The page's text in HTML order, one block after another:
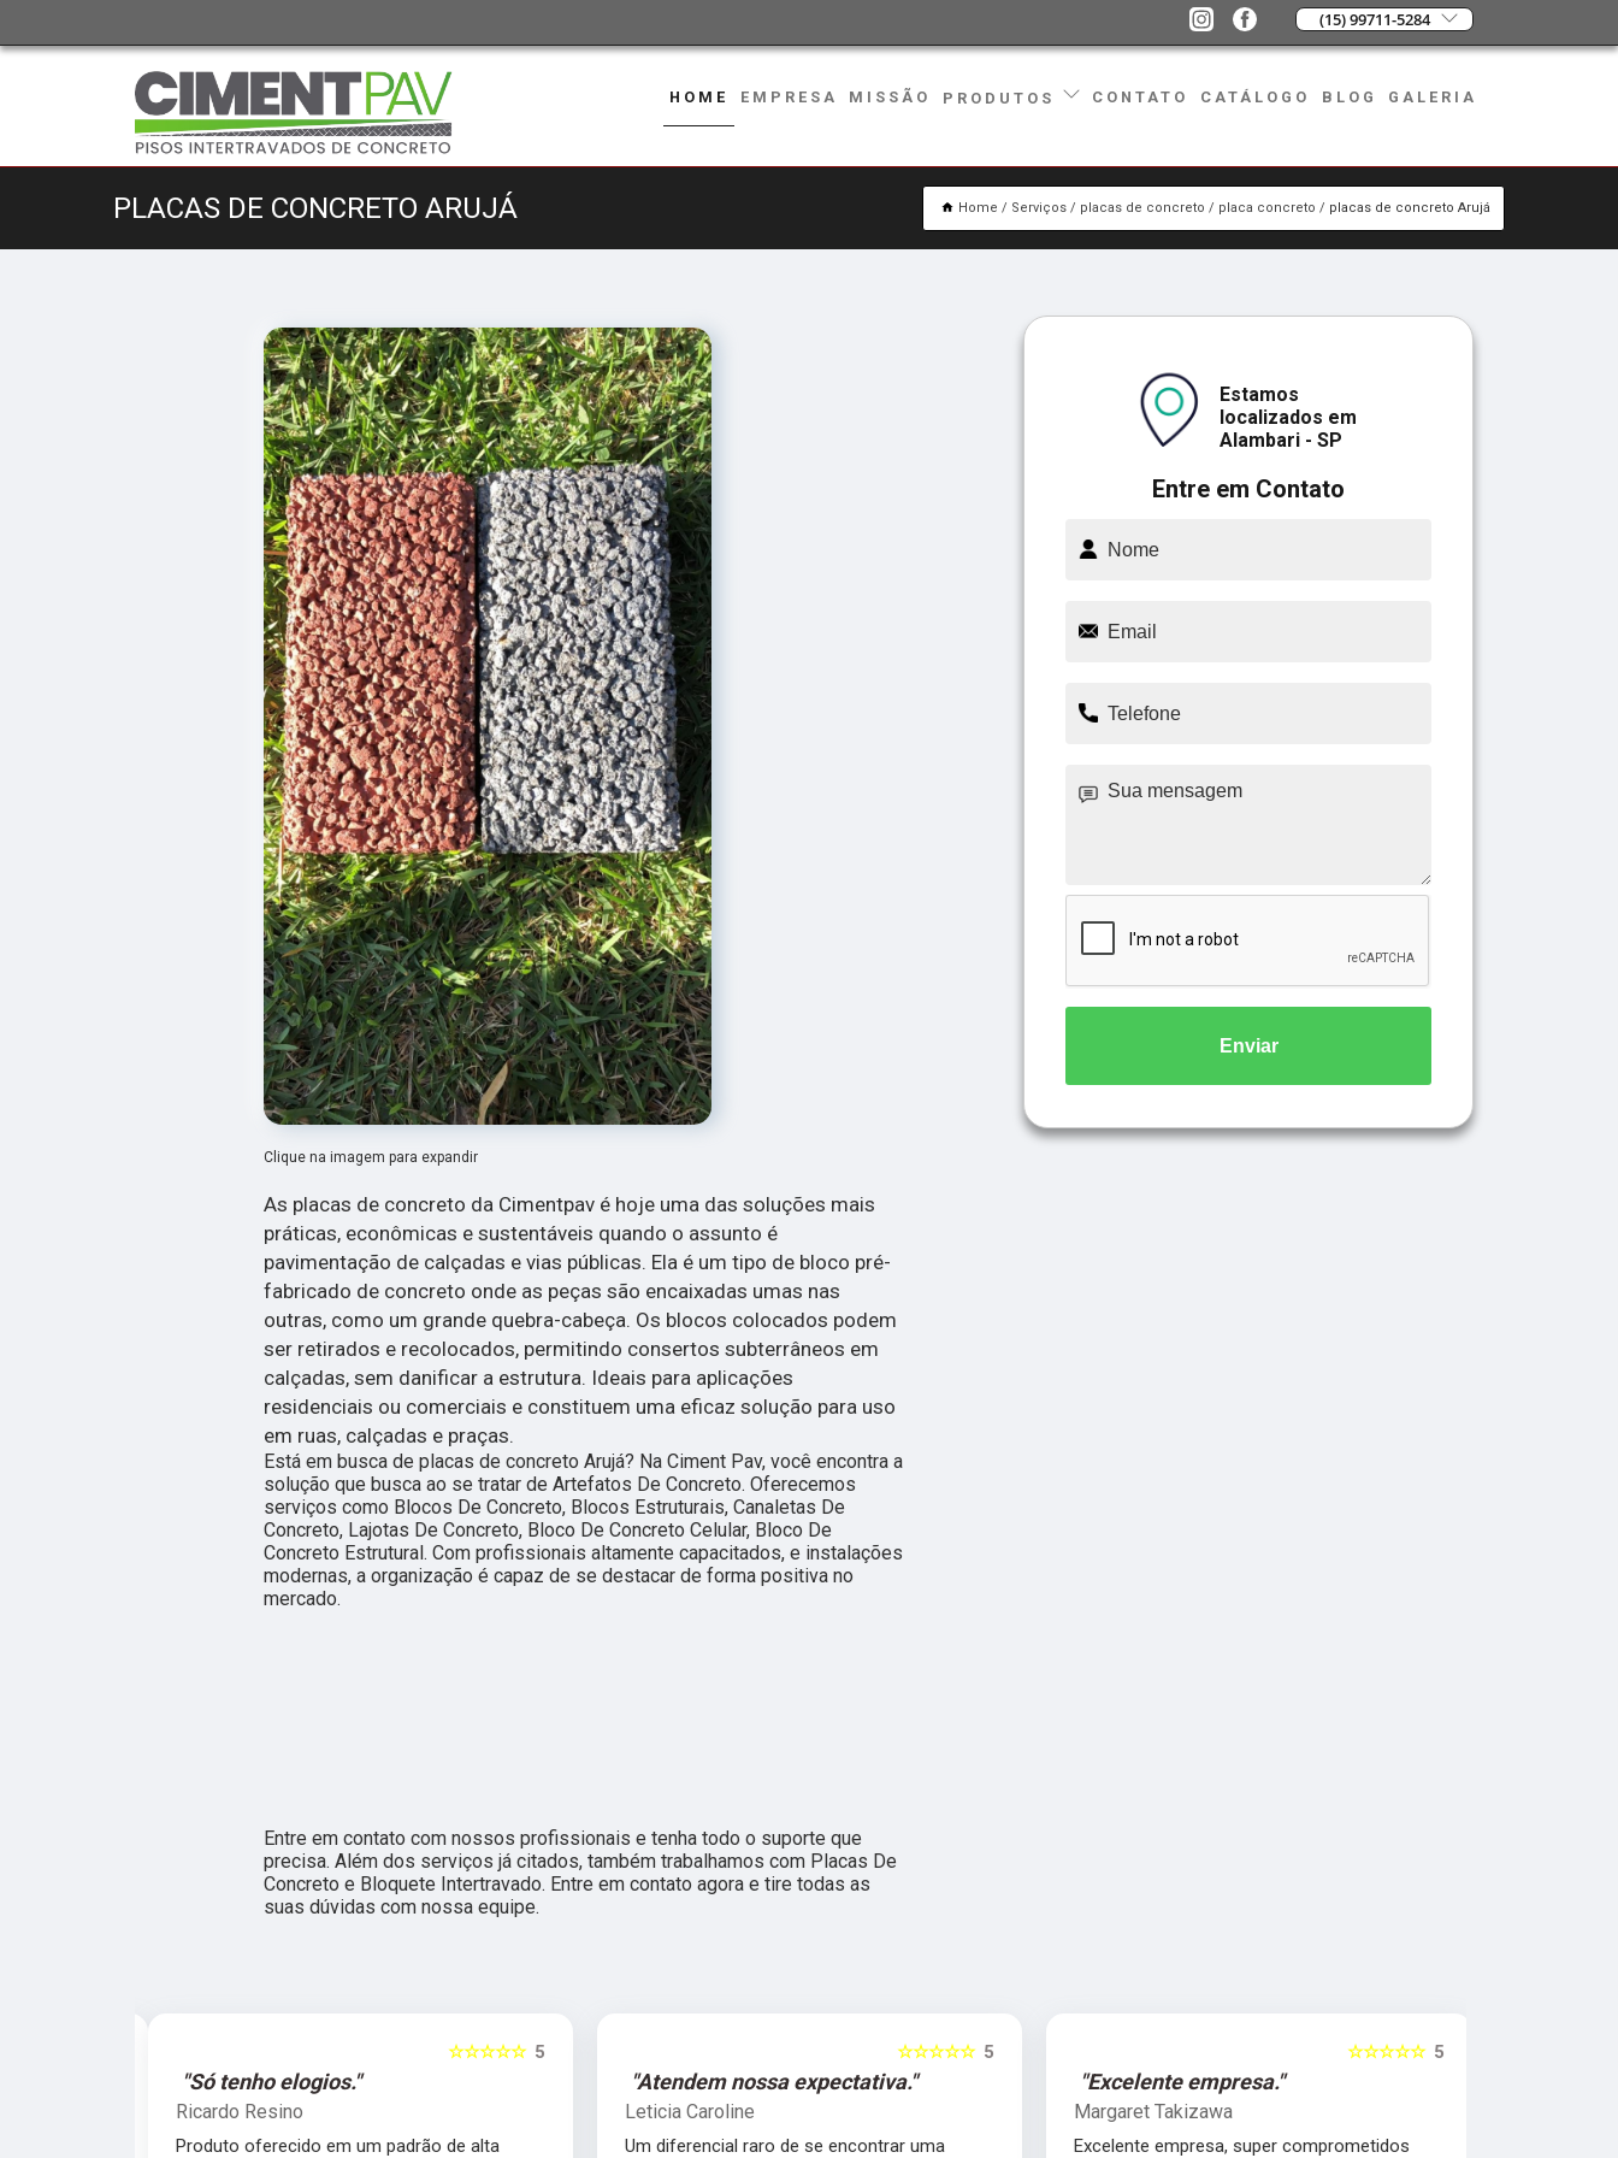
(15) 99711-5284
HOME EMPRESA MISSÃO PRODUTOS CONTATO CATÁLOGO BLOG GALERIA
PLACAS DE CONCRETO ARUJÁ Home Serviços placas de concreto placa concreto placas de concreto Arujá
Clique na imagem para expandir
As placas de concreto da Cimentpav é hoje uma das soluções mais
práticas, econômicas e sustentáveis quando o assunto é
pavimentação de calçadas e vias públicas. Ela é um tipo de bloco pré-
fabricado de concreto onde as peças são encaixadas umas nas
outras, como um grande quebra-cabeça. Os blocos colocados podem
ser retirados e recolocados, permitindo consertos subterrâneos em
calçadas, sem danificar a estrutura. Ideais para aplicações
residenciais ou comerciais e constituem uma eficaz solução para uso
em ruas, calçadas e praças.
Está em busca de placas de concreto Arujá? Na Ciment Pav, você encontra a
solução que busca ao se tratar de Artefatos De Concreto. Oferecemos
serviços como Blocos De Concreto, Blocos Estruturais, Canaletas De
Concreto, Lajotas De Concreto, Bloco De Concreto Celular, Bloco De
Concreto Estrutural. Com profissionais altamente capacitados, e instalações
modernas, a organização é capaz de se destacar de forma positiva no
mercado.
Entre em contato com nossos profissionais e tenha todo o suporte que
precisa. Além dos serviços já citados, também trabalhamos com Placas De
Concreto e Bloquete Intertravado. Entre em contato agora e tire todas as
suas dúvidas com nossa equipe.
Entre em Contato
Estamos
localizados em
Alambari - SP
Enviar
em um padrão de alta
"Atendem nossa expectativa."
Um diferencial raro de se encontrar uma
"Excelente empresa."
Excelente empresa, super comprometidos
"Melhor qualidade de material."
Leonardo Fragoso
Melhor atendimento, e a melhor qualidade de